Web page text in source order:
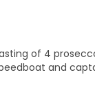
águas
de Palermo.
do mar num dia
of 4
and